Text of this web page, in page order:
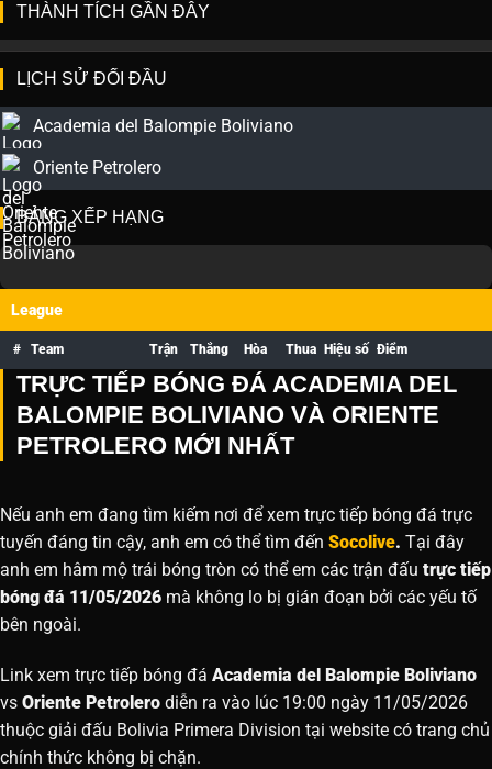
THÀNH TÍCH GẦN ĐÂY
LỊCH SỬ ĐỐI ĐẦU
Academia del Balompie Boliviano
Oriente Petrolero
BẢNG XẾP HẠNG
League
# Team Trận Thắng Hòa Thua Hiệu số Điểm
TRỰC TIẾP BÓNG ĐÁ ACADEMIA DEL
BALOMPIE BOLIVIANO VÀ ORIENTE
PETROLERO MỚI NHẤT
Nếu anh em đang tìm kiếm nơi để xem trực tiếp bóng đá trực
tuyến đáng tin cậy, anh em có thể tìm đến Socolive. Tại đây
anh em hâm mộ trái bóng tròn có thể em các trận đấu trực tiếp
bóng đá 11/05/2026 mà không lo bị gián đoạn bởi các yếu tố
bên ngoài.
Link xem trực tiếp bóng đá Academia del Balompie Boliviano
vs Oriente Petrolero diễn ra vào lúc 19:00 ngày 11/05/2026
thuộc giải đấu Bolivia Primera Division tại website có trang chủ
chính thức không bị chặn.